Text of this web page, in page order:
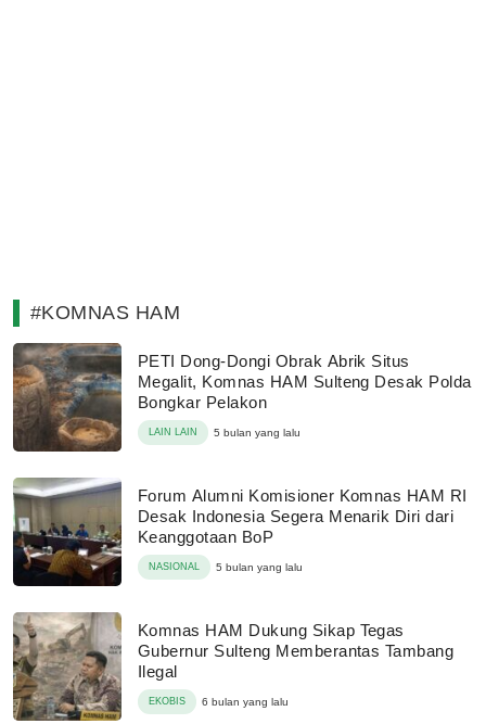
#KOMNAS HAM
PETI Dong-Dongi Obrak Abrik Situs
Megalit, Komnas HAM Sulteng Desak Polda
Bongkar Pelakon
LAIN LAIN 5 bulan yang lalu
Forum Alumni Komisioner Komnas HAM RI
Desak Indonesia Segera Menarik Diri dari
Keanggotaan BoP
NASIONAL 5 bulan yang lalu
Komnas HAM Dukung Sikap Tegas
Gubernur Sulteng Memberantas Tambang
Ilegal
EKOBIS 6 bulan yang lalu